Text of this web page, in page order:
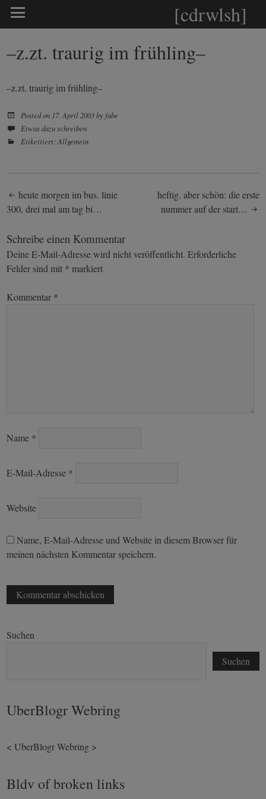
[cdrwlsh]
–z.zt. traurig im frühling–
–z.zt. traurig im frühling–
Posted on 17. April 2003by fabe
Etwas dazu schreiben
Etikettiert:Allgemein
Post
navigation
heute morgen im bus. linie
300, drei mal am tag bi…
heftig. aber schön: die erste
nummer auf der start…
Schreibe einen Kommentar
Deine E-Mail-Adresse wird nicht veröffentlicht. Erforderliche
Felder sind mit * markiert
Kommentar *
Name *
E-Mail-Adresse *
Website
Name, E-Mail-Adresse und Website in diesem Browser für
meinen nächsten Kommentar speichern.
Suchen
Suchen
UberBlogr Webring
< UberBlogr Webring >
Bldv of broken links